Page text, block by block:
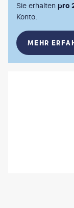
Sie erhalten pro
Konto.
MEHR